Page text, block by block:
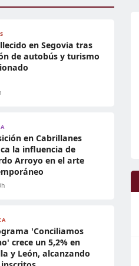
en Segovia tras
de autobús y turismo
en Cabrillanes
la influencia de
Arroyo en el arte
'Conciliamos
crece un 5,2% en
y León, alcanzando